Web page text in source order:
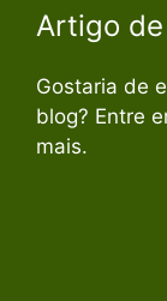
Artigo
Gostaria de
blog? Entre
mais.